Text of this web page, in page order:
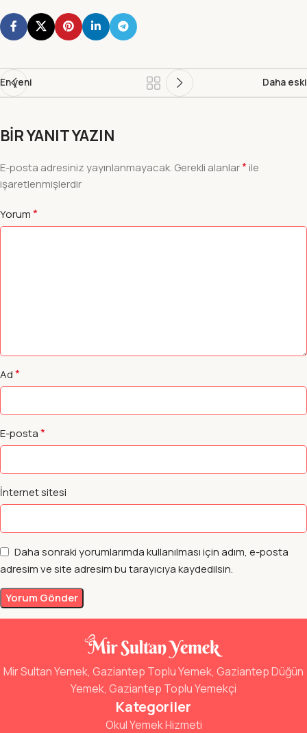
En yeni Daha eski
BIR YANIT YAZIN
E-posta adresiniz yayınlanmayacak. Gerekli alanlar*ile
işaretlenmişlerdir
Yorum*
Ad*
E-posta*
İnternet sitesi
Daha sonraki yorumlarımda kullanılması için adım, e-posta
adresim ve site adresim bu tarayıcıya kaydedilsin.
Mir Sultan Yemek, Gaziantep Toplu Yemek, Gaziantep Düğün
Yemek, Gaziantep Toplu Yemekçi
Kategoriler
Okul Yemek Hizmeti